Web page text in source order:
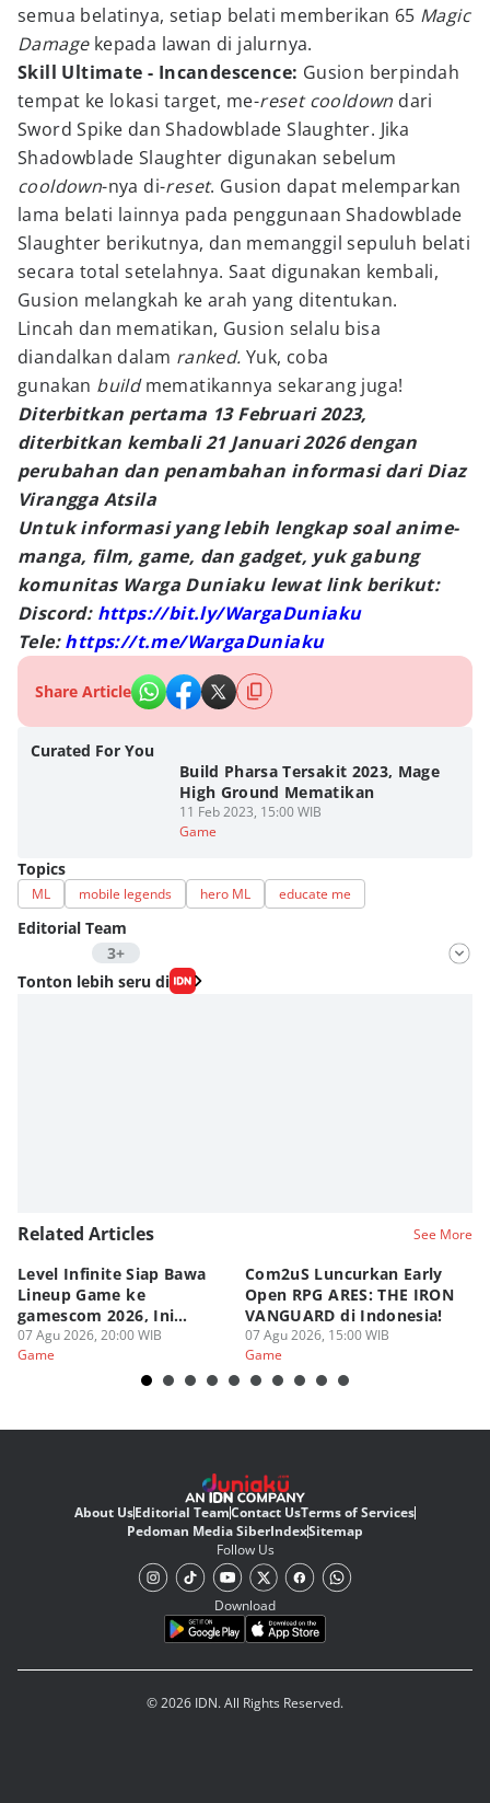
semua belatinya, setiap belati memberikan 65 Magic
Damagekepada lawan di jalurnya.
Skill Ultimate - Incandescence: Gusion berpindah
tempat ke lokasi target, me-reset cooldown dari
Sword Spike dan Shadowblade Slaughter. Jika
Shadowblade Slaughter digunakan sebelum
cooldown-nya di-reset. Gusion dapat melemparkan
lama belati lainnya pada penggunaan Shadowblade
Slaughter berikutnya, dan memanggil sepuluh belati
secara total setelahnya. Saat digunakan kembali,
Gusion melangkah ke arah yang ditentukan.
Lincah dan mematikan, Gusion selalu bisa
diandalkan dalam ranked.Yuk, coba
gunakan buildmematikannya sekarang juga!
Diterbitkan pertama 13 Februari 2023,
diterbitkan kembali 21 Januari 2026 dengan
perubahan dan penambahan informasi dari Diaz
Virangga Atsila
Untuk informasi yang lebih lengkap soal anime-
manga, film, game, dan gadget, yuk gabung
komunitas Warga Duniaku lewat link berikut:
Discord: https://bit.ly/WargaDuniaku
Tele:https://t.me/WargaDuniaku
Share Article
Curated For You
Build Pharsa Tersakit 2023, Mage
High Ground Mematikan
11 Feb 2023, 15:00 WIB
Game
Topics
ML mobile legends hero ML educate me
Editorial Team
3+
Editor
Nadia Agatha Pramesthi
Tonton lebih seru di
Related Articles See More
Level Infinite Siap Bawa
Lineup Game ke
gamescom 2026, Ini
Judulnya!
07 Agu 2026, 20:00 WIB
Game
Com2uS Luncurkan Early
Open RPG ARES: THE IRON
VANGUARD di Indonesia!
07 Agu 2026, 15:00 WIB
Game
About UsEditorial TeamContact UsTerms of Services
Pedoman Media SiberIndexSitemap
Follow Us
Download
© 2026 IDN. All Rights Reserved.